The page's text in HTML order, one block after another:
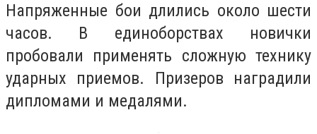
Напряженные бои длились около шести
часов. В единоборствах новички
пробовали применять сложную технику
ударных приемов. Призеров наградили
дипломами и медалями.